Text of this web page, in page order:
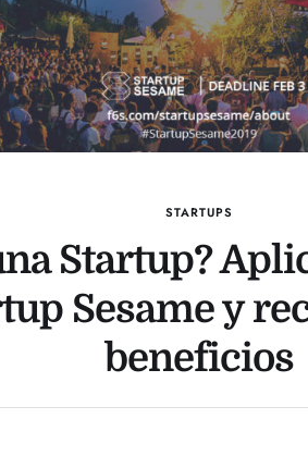
STARTUPS
Startup?
Sesame y
beneficios